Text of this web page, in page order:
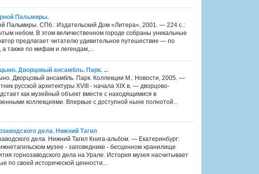
Пальмиры.
Пальмиры. СПб.: Издательский Дом «Литера», 2001. — 224 с.:
небом. В этом величественном городе собраны уникальные
предлагает читателю удивительное путешествие — по
также по мифам и легендам,...
Дворцовый ансамбль. Парк. ...
Дворцовый ансамбль. Парк. Коллекции М.: Новости, 2005. —
русской архитектуры XVIII - начала XIX в. — дворцово-
как музейный объект вместе с находящимися в
коллекциями. Впервые с доступной ныне полнотой...
дела. Нижний Тагил
дела. Нижний Тагил Книга-альбом. — Екатеринбург:
музее - заповеднике - бесценном хранилище
горнозаводского дела на Урале. История музея насчитывает
по своей исторической ценности...